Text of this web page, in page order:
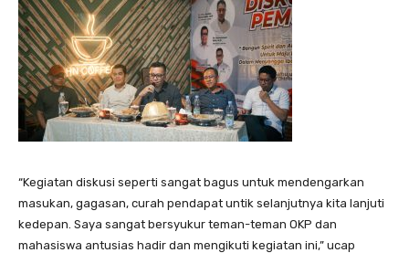
“Kegiatan diskusi seperti sangat bagus untuk mendengarkan
masukan, gagasan, curah pendapat untik selanjutnya kita lanjuti
kedepan. Saya sangat bersyukur teman-teman OKP dan
mahasiswa antusias hadir dan mengikuti kegiatan ini,” ucap